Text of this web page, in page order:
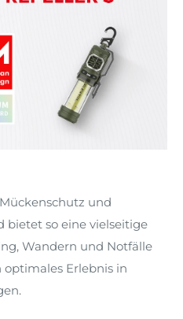
und
bietet so eine vielseitige
Wandern und Notfälle
optimales Erlebnis in